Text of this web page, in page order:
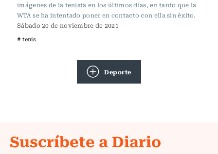
imágenes de la tenista en los últimos días, en tanto que la
WTA se ha intentado poner en contacto con ella sin éxito.
Sábado 20 de noviembre de 2021
# tenis
Deporte